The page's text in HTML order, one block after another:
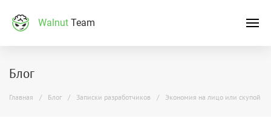
Walnut Team
Блог
Главная Блог Записки разработчиков Экономия на лицо или скупой